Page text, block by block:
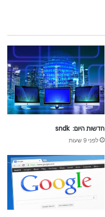
חדשות היום: sndk
לפני 9 שעות